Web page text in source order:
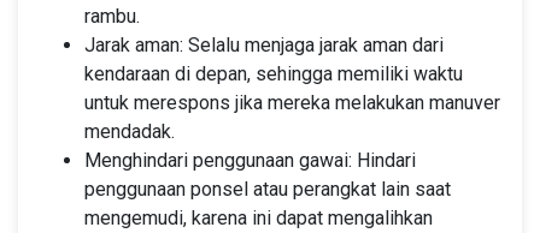
rambu.
Jarak aman: Selalu menjaga jarak aman dari
kendaraan di depan, sehingga memiliki waktu
untuk merespons jika mereka melakukan manuver
mendadak.
Menghindari penggunaan gawai: Hindari
penggunaan ponsel atau perangkat lain saat
mengemudi, karena ini dapat mengalihkan